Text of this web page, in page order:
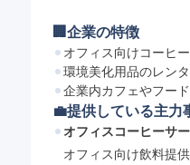
🏢企業の特徴
オフィス向けコーヒ
環境美化用品のレン
企業内カフェやフー
💼提供している主力
オフィスコーヒーサ
オフィス向け飲料提供